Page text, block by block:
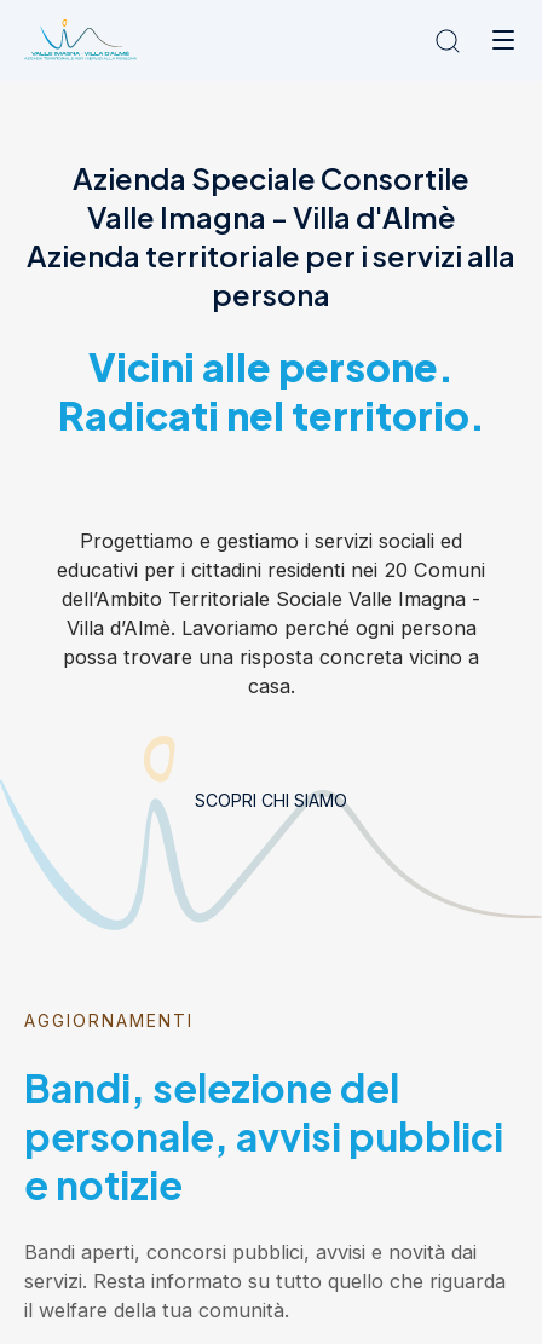
L'Ambito
Cosa facciamo
News
Amministrazione trasparente
Azienda Speciale Consortile
Valle Imagna - Villa d'Almè
Azienda territoriale per i servizi alla
persona
Vicini alle persone.
Radicati nel territorio.
Progettiamo e gestiamo i servizi sociali ed
educativi per i cittadini residenti nei 20 Comuni
dell’Ambito Territoriale Sociale Valle Imagna -
Villa d’Almè. Lavoriamo perché ogni persona
possa trovare una risposta concreta vicino a
casa.
SCOPRI CHI SIAMO
AGGIORNAMENTI
Bandi, selezione del
personale, avvisi pubblici
e notizie
Bandi aperti, concorsi pubblici, avvisi e novità dai
servizi. Resta informato su tutto quello che riguarda
il welfare della tua comunità.